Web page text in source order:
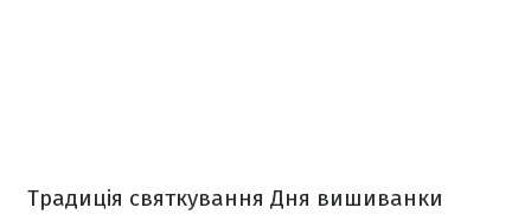
Традиція святкування Дня вишиванки